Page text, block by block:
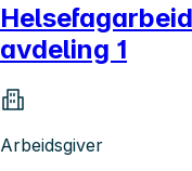
avdeling 1
Arbeidsgiver